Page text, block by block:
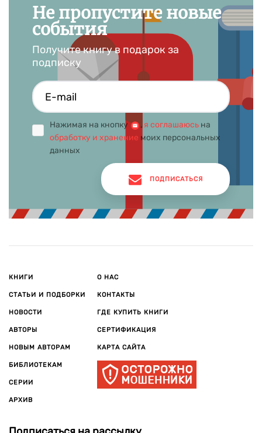
Не пропустите новые
события
Получите книгу в подарок за
подписку
Нажимая на кнопку , я соглашаюсь на
обработку и хранение моих персональных
данных
ПОДПИСАТЬСЯ
КНИГИ
СТАТЬИ И ПОДБОРКИ
НОВОСТИ
АВТОРЫ
НОВЫМ АВТОРАМ
БИБЛИОТЕКАМ
СЕРИИ
АРХИВ
О НАС
КОНТАКТЫ
ГДЕ КУПИТЬ КНИГИ
СЕРТИФИКАЦИЯ
КАРТА САЙТА